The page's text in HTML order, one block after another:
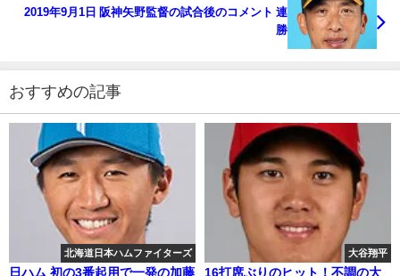
2019年9月1日 阪神矢野監督の試合後のコメント 連
勝
おすすめの記事
北海道日本ハムファイターズ
日ハム 初の3番起用で一発の加藤
大谷翔平
16打席ぶりのヒット！不調の大